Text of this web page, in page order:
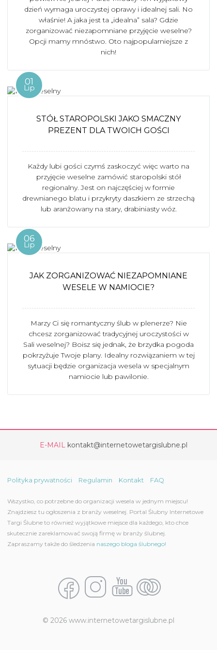
dzień wymaga uroczystej oprawy i idealnej sali. No
właśnie! A jaka jest ta „idealna” sala? Gdzie
zorganizować niezapomniane przyjęcie weselne?
Opcji mamy mnóstwo. Oto najpopularniejsze z
nich!
01
Lip
STÓŁ STAROPOLSKI JAKO SMACZNY
PREZENT DLA TWOICH GOŚCI
Każdy lubi gości czymś zaskoczyć więc warto na
przyjęcie weselne zamówić staropolski stół
regionalny. Jest on najczęściej w formie
drewnianego blatu i przykryty daszkiem ze strzechą
lub aranżowany na stary, drabiniasty wóz.
06
Lip
JAK ZORGANIZOWAĆ NIEZAPOMNIANE
WESELE W NAMIOCIE?
Marzy Ci się romantyczny ślub w plenerze? Nie
chcesz zorganizować tradycyjnej uroczystości w
Sali weselnej? Boisz się jednak, że brzydka pogoda
pokrzyżuje Twoje plany. Idealny rozwiązaniem w tej
sytuacji będzie organizacja wesela w specjalnym
namiocie lub pawilonie.
E-MAIL kontakt@internetowetargislubne.pl
Polityka prywatności Regulamin Kontakt FAQ
Wszystko, co potrzebne do organizacji wesela w jednym miejscu!
Znajdziesz tu ogłoszenia z branży weselnej. Portal Ślubny Internetowe
Targi Ślubne to również wyjątkowe miejsce dla każdego, kto chce
skutecznie zareklamować swoją firmę w branży ślubnej.
Zapraszamy także do śledzenia naszego bloga ślubnego!
© 2026 www.internetowetargislubne.pl